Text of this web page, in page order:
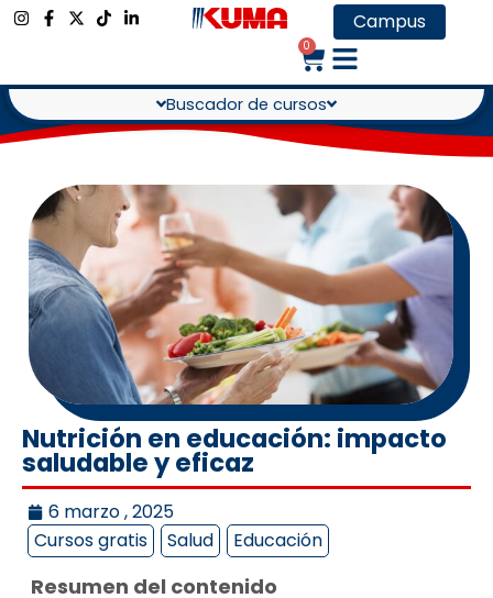
Campus
0
Buscador de cursos
Nutrición en educación: impacto
saludable y eficaz
6 marzo , 2025
Cursos gratis
Salud Educación
Resumen del contenido